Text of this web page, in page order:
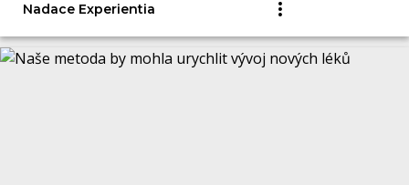
Nadace Experientia